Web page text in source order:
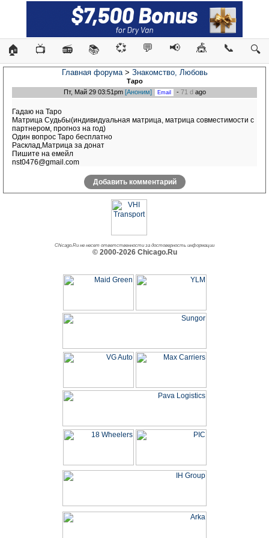
🏠 📺 📻 📚 💞 💬 📢 🎪 📞 🔍
Главная форума> Знакомство, Любовь
Таро
Пт, Май 29 03:51pm [Аноним] - 71 dago
Гадаю на Таро
Матрица Судьбы(индивидуальная матрица, матрица совместимости с
партнером, прогноз на год)
Один вопрос Таро бесплатно
Расклад,Матрица за донат
Пишите на емейл
nst0476@gmail.com
Добавить комментарий
Chicago.Ru не несет ответственности за достоверность информации
© 2000-2026 Chicago.Ru